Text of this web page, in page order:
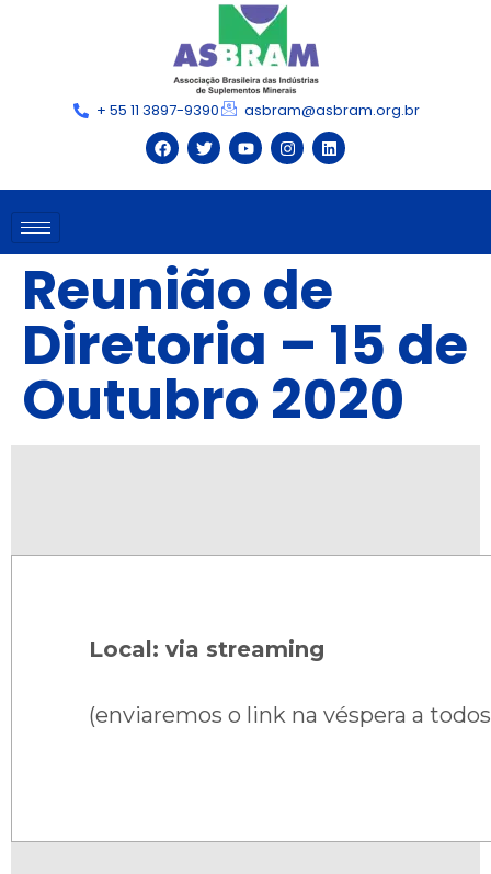
+ 55 11 3897-9390 asbram@asbram.org.br
Reunião de
Diretoria – 15 de
Outubro 2020
Local: via streaming
(enviaremos o link na véspera a